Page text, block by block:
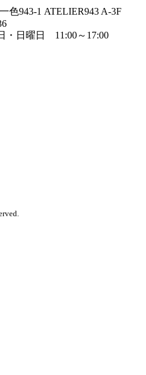
色943-1 ATELIER943 A-3F
・日曜日 11:00～17:00